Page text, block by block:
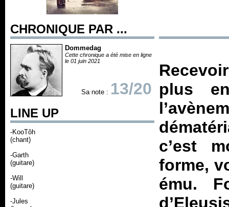
CHRONIQUE PAR ...
Dommedag
Cette chronique a été mise en ligne
le 01 juin 2021
Sa note : 13/20
LINE UP
-KooTôh
(chant)
-Garth
(guitare)
-Will
(guitare)
-Jules
plus
c’est
forme,
ému.